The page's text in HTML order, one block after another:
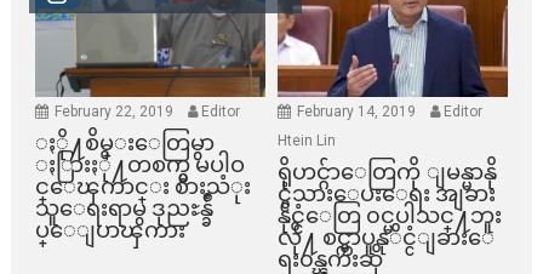
February 22, 2019 Editor
ႏို႔စိမ္းေတြမွာ
ႏြားႏို႔တစက္မွ မပါဝ
င္ေၾကာင္း စားသံုး
သူေရးရာမွ ဒုညႊန္ခ်ဳ
ပ္ေျပာၾကား
February 14, 2019
Editor
Htein Lin
ရိုဟင္ဂ်ာေတြကို ျမန္မာနို
င္ငံသားေပးေရး အျခား
နိုင္ငံေတြ ၀င္မပါသင္႔ဘူး
လို႔ စင္ကာပူနုိင္ငံျခားေ
ရး၀န္ၾကီးဆို